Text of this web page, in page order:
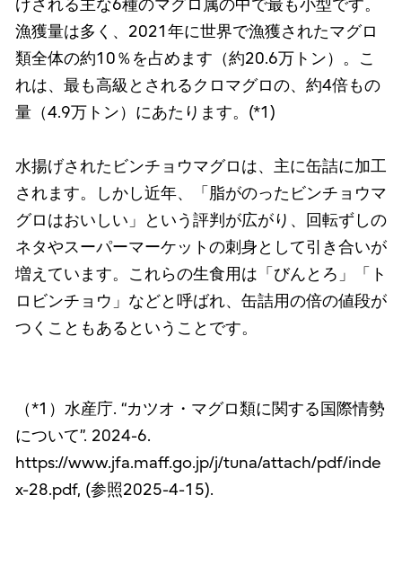
げされる主な6種のマグロ属の中で最も小型です。
漁獲量は多く、2021年に世界で漁獲されたマグロ
類全体の約10％を占めます（約20.6万トン）。こ
れは、最も高級とされるクロマグロの、約4倍もの
量（4.9万トン）にあたります。(*1)
水揚げされたビンチョウマグロは、主に缶詰に加工
されます。しかし近年、「脂がのったビンチョウマ
グロはおいしい」という評判が広がり、回転ずしの
ネタやスーパーマーケットの刺身として引き合いが
増えています。これらの生食用は「びんとろ」「ト
ロビンチョウ」などと呼ばれ、缶詰用の倍の値段が
つくこともあるということです。
（*1）水産庁. “カツオ・マグロ類に関する国際情勢
について”. 2024-6.
https://www.jfa.maff.go.jp/j/tuna/attach/pdf/inde
x-28.pdf, (参照2025-4-15).